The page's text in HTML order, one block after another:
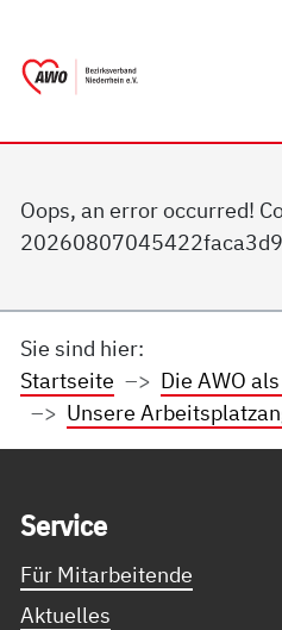
Oops, an error occurred!
Sie sind hier:
Startseite
Die AWO
Unsere
Ser­vice
Für Mitarbeitende
Aktuelles